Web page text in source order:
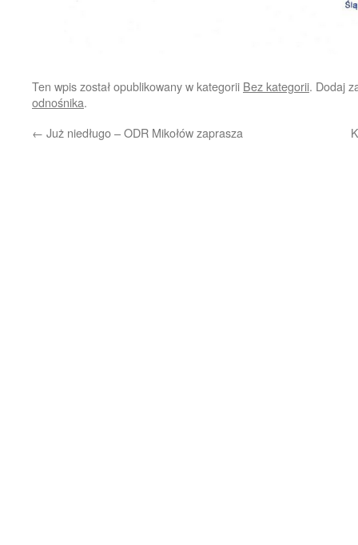
Ten wpis został opublikowany w kategorii Bez kategorii. Dodaj
odnośnika.
← Już niedługo – ODR Mikołów zaprasza